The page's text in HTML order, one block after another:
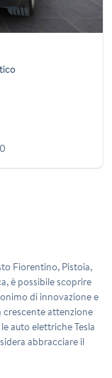
Fiorentino, Pistoia,
è possibile scoprire
di innovazione e
attenzione
auto elettriche Tesla
abbracciare il